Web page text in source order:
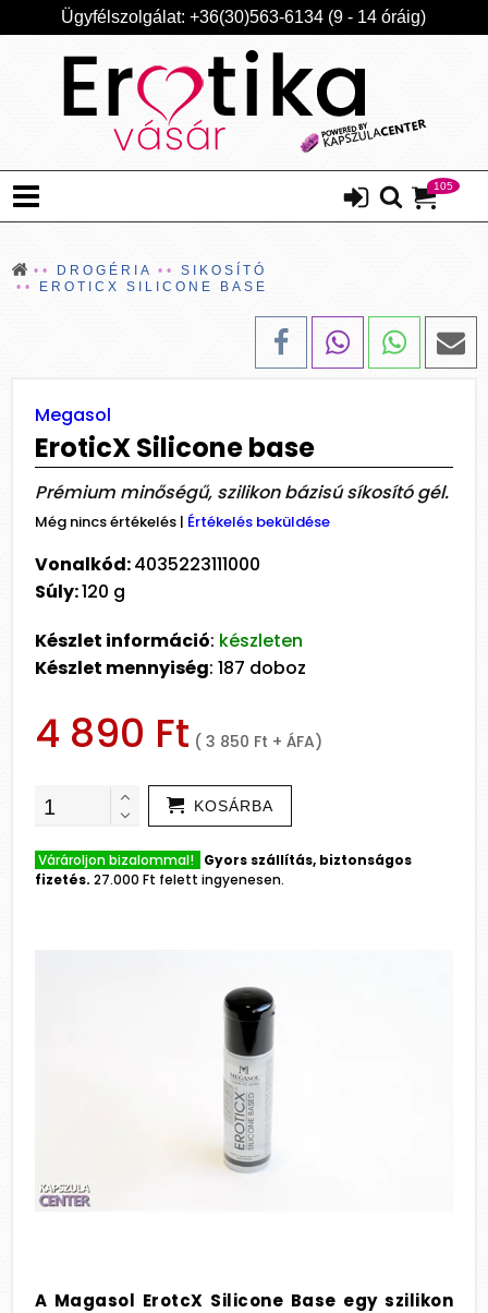
Ügyfélszolgálat: +36(30)563-6134 (9 - 14 óráig)
105
DROGÉRIA
SIKOSÍTÓ
EROTICX SILICONE BASE
Megasol
EroticX Silicone base
Prémium minőségű, szilikon bázisú síkosító gél.
Még nincs értékelés | Értékelés beküldése
Vonalkód:4035223111000
Súly:120 g
Készlet információ: készleten
Készlet mennyiség: 187 doboz
4 890 Ft ( 3 850 Ft + ÁFA)
KOSÁRBA
Várároljon bizalommal! Gyors szállítás, biztonságos
fizetés. 27.000 Ft felett ingyenesen.
A Magasol ErotcX Silicone Base egy szilikon